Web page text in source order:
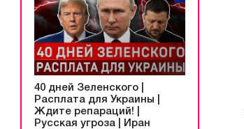
40 дней Зеленского |
Расплата для Украины |
Ждите репараций! |
Русская угроза | Иран